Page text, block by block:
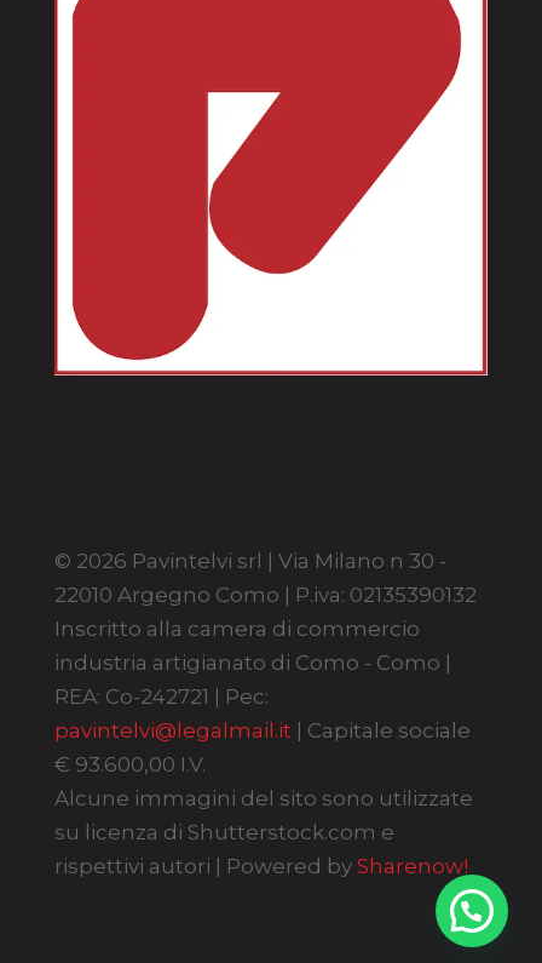
© 2026 Pavintelvi srl | Via Milano n 30 -
22010 Argegno Como | P.iva: 02135390132
Inscritto alla camera di commercio
industria artigianato di Como - Como |
REA: Co-242721 | Pec:
pavintelvi@legalmail.it | Capitale sociale
€ 93.600,00 I.V.
Alcune immagini del sito sono utilizzate
su licenza di Shutterstock.com e
rispettivi autori | Powered by Sharenow!